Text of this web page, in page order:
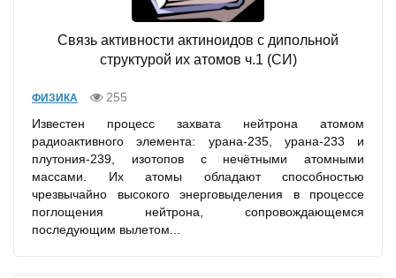
Связь активности актиноидов с дипольной
структурой их атомов ч.1 (СИ)
ФИЗИКА
255
Известен процесс захвата нейтрона атомом
радиоактивного элемента: урана-235, урана-233 и
плутония-239, изотопов с нечётными атомными
массами. Их атомы обладают способностью
чрезвычайно высокого энерговыделения в процессе
поглощения нейтрона, сопровождающемся
последующим вылетом...